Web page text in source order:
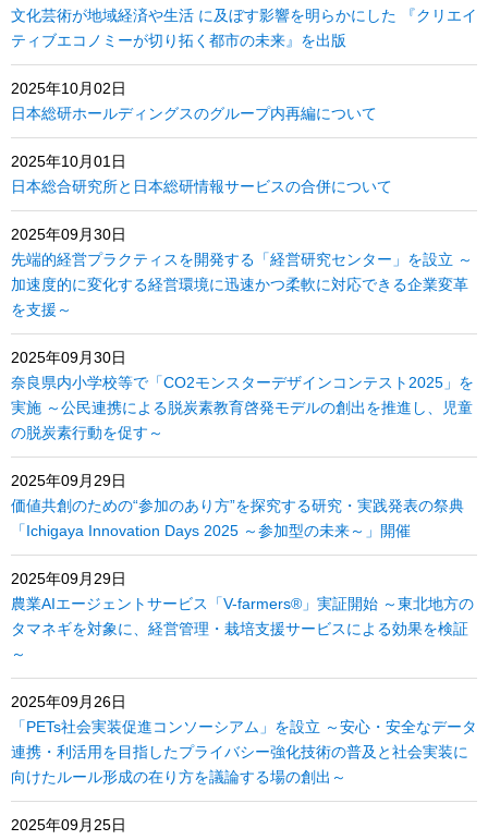
文化芸術が地域経済や生活 に及ぼす影響を明らかにした 『クリエイ
ティブエコノミーが切り拓く都市の未来』を出版
2025年10月02日
日本総研ホールディングスのグループ内再編について
2025年10月01日
日本総合研究所と日本総研情報サービスの合併について
2025年09月30日
先端的経営プラクティスを開発する「経営研究センター」を設立 ～
加速度的に変化する経営環境に迅速かつ柔軟に対応できる企業変革
を支援～
2025年09月30日
奈良県内小学校等で「CO2モンスターデザインコンテスト2025」を
実施 ～公民連携による脱炭素教育啓発モデルの創出を推進し、児童
の脱炭素行動を促す～
2025年09月29日
価値共創のための“参加のあり方”を探究する研究・実践発表の祭典
「Ichigaya Innovation Days 2025 ～参加型の未来～」開催
2025年09月29日
農業AIエージェントサービス「V-farmers®」実証開始 ～東北地方の
タマネギを対象に、経営管理・栽培支援サービスによる効果を検証
～
2025年09月26日
「PETs社会実装促進コンソーシアム」を設立 ～安心・安全なデータ
連携・利活用を目指したプライバシー強化技術の普及と社会実装に
向けたルール形成の在り方を議論する場の創出～
2025年09月25日